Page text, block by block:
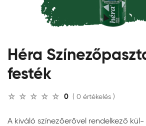
Héra
festék
0 ( 0 értékelés )
A kiváló színezőerővel rendelkező kül-